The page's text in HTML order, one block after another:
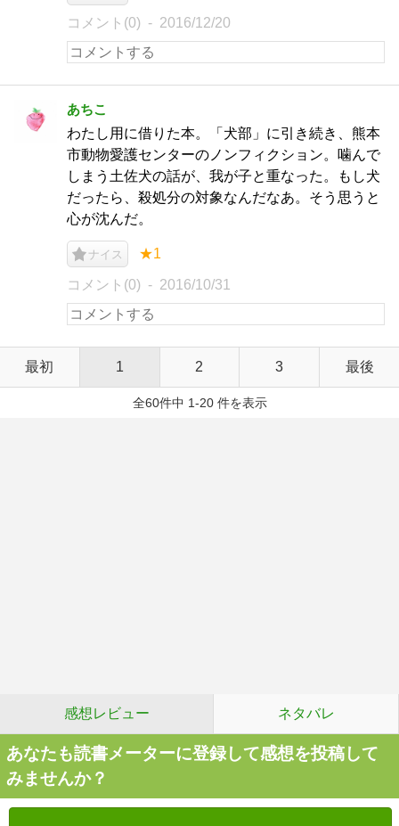
コメント(0) 2016/12/20
あちこ
わたし用に借りた本。「犬部」に引き続き、熊本
市動物愛護センターのノンフィクション。噛んで
しまう土佐犬の話が、我が子と重なった。もし犬
だったら、殺処分の対象なんだなあ。そう思うと
心が沈んだ。
ナイス ★1
コメント(0) 2016/10/31
最初 1 2 3 最後
全60件中 1-20 件を表示
感想レビュー ネタバレ
あなたも読書メーターに登録して感想を投稿して
みませんか？